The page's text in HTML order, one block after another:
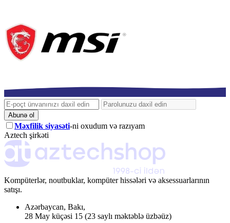
Abunə ol
Məxfilik siyasəti-ni oxudum və razıyam
Aztech şirkəti
Kompüterlər, noutbuklar, kompüter hissələri və aksessuarlarının
satışı.
Azərbaycan, Bakı,
28 May küçəsi 15 (23 saylı məktəblə üzbəüz)